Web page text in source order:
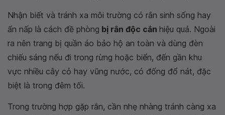
Nhận biết và tránh xa môi trường có rắn sinh sống hay
ẩn nấp là cách đề phòng bị rắn độc cắn hiệu quả. Ngoài
ra nên trang bị quần áo bảo hộ an toàn và dùng đèn
chiếu sáng nếu đi trong rừng hoặc biển, đến gần khu
vực nhiều cây cỏ hay vũng nước, có đống đổ nát, đặc
biệt là trong đêm tối.
Trong trường hợp gặp rắn, cần nhẹ nhàng tránh càng xa